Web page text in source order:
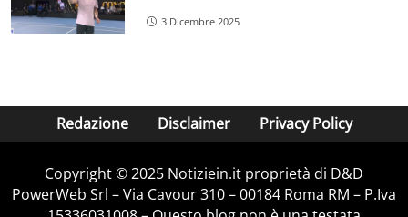
3 Dicembre 2025
Redazione Disclaimer Privacy Policy
Copyright © 2025 Notiziein.it proprietà di D&D
PowerWeb Srl – Via Cavour 310 – 00184 Roma RM – P.Iva